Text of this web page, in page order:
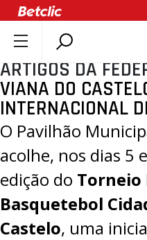
SOBRE A FPB
DOCUMENTOS
ÚLTIMAS
COMPETIÇÕES
ASSOCIAÇÕES
CLUBES
AGENTES
ARTIGOS DA
VIANA DO
INTERNACIONAL
O Pavilhão
acolhe, nos dias 5
edição do
Basquetebol
Castelo, uma